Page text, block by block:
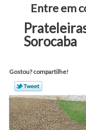
Entre em
Sorocaba
Gostou? compartilhe!